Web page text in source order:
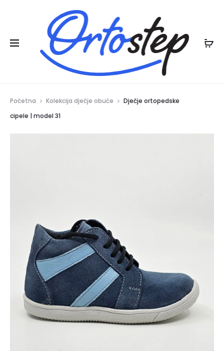
Posebna ljetna pogodnost:
Početna Kolekcija dječje obuće
Dječje ortopedske
cipele | model 31